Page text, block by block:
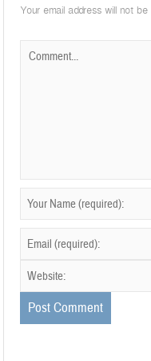
Your email address will not be